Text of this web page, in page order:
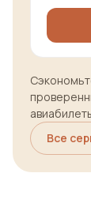
Все